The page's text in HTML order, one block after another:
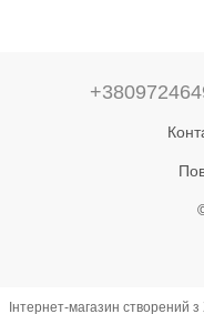
Інтернет-магазин створений